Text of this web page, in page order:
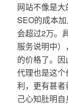
网站不像是
SEO的成本
会超过2万。
服务说明中
的价格了。因
代理也是这
利，更有甚者
己心知肚明自